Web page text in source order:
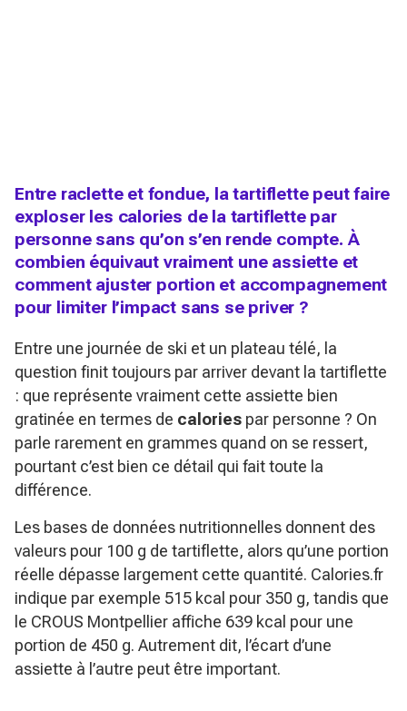
Entre raclette et fondue, la tartiflette peut faire
exploser les calories de la tartiflette par
personne sans qu’on s’en rende compte. À
combien équivaut vraiment une assiette et
comment ajuster portion et accompagnement
pour limiter l’impact sans se priver ?
Entre une journée de ski et un plateau télé, la
question finit toujours par arriver devant la tartiflette
: que représente vraiment cette assiette bien
gratinée en termes de calories par personne ? On
parle rarement en grammes quand on se ressert,
pourtant c’est bien ce détail qui fait toute la
différence.
Les bases de données nutritionnelles donnent des
valeurs pour 100 g de tartiflette, alors qu’une portion
réelle dépasse largement cette quantité. Calories.fr
indique par exemple 515 kcal pour 350 g, tandis que
le CROUS Montpellier affiche 639 kcal pour une
portion de 450 g. Autrement dit, l’écart d’une
assiette à l’autre peut être important.